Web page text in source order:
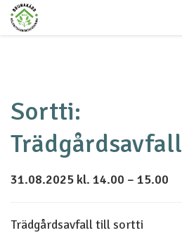
Sortti:
Trädgårdsavfall
31.08.2025 kl. 14.00 – 15.00
Trädgårdsavfall till sortti